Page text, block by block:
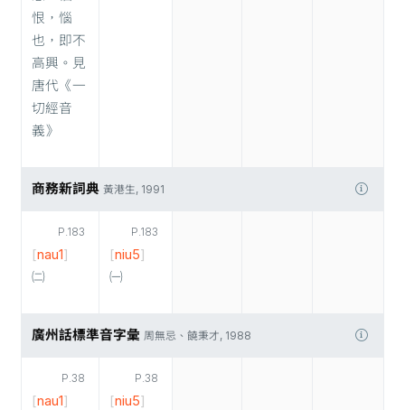
恨，惱
也，即不
高興。見
唐代《一
切經音
義》
商務新詞典 黃港生, 1991
P.183
[nau1]
㈡
P.183
[niu5]
㈠
廣州話標準音字彙 周無忌、饒秉才, 1988
P.38
[nau1]
P.38
[niu5]